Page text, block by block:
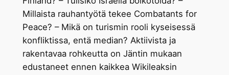
Millaista rauhantyötä tekee Combatants for
Peace? – Mikä on turismin rooli kyseisessä
konfliktissa, entä median? Aktiivista ja
rakentavaa rohkeutta on Jäntin mukaan
edustaneet ennen kaikkea Wikileaksin